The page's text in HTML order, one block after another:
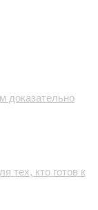
доказательно
тех, кто готов к